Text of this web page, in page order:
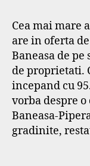
Cea mai mare
are in oferta
Baneasa de
de proprietati.
incepand cu
vorba despre
Baneasa-
gradinite,